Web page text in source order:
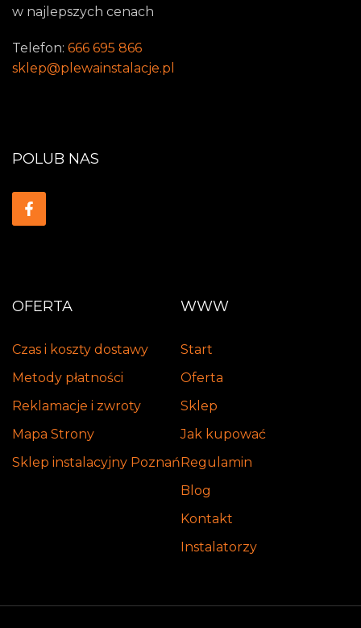
w najlepszych cenach
Telefon: 666 695 866
sklep@plewainstalacje.pl
OFERTA
Czas i koszty dostawy
Metody płatności
Reklamacje i zwroty
Mapa Strony
Sklep instalacyjny Poznań
WWW
Start
Oferta
Sklep
Jak kupować
Regulamin
Blog
Kontakt
Instalatorzy
POLUB NAS